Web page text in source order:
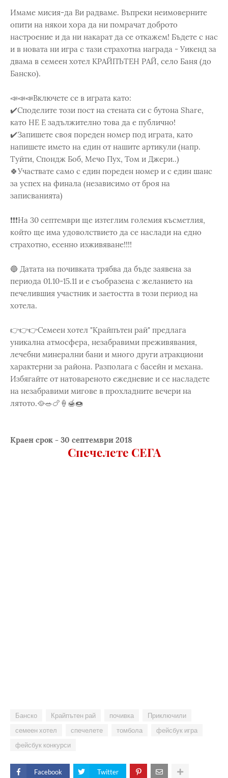
Имаме мисия-да Ви радваме. Въпреки неимоверните
опити на някои хора да ни помрачат доброто
настроение и да ни накарат да се откажем! Бъдете с нас
и в новата ни игра с тази страхотна награда - Уикенд за
двама в семеен хотел КРАЙПЪТЕН РАЙ, село Баня (до
Банско).
📣📣📣Включете се в играта като:
✔️Споделите този пост на стената си с бутона Share,
като НЕ Е задължително това да е публично!
✔️Запишете своя пореден номер под играта, като
напишете името на един от нашите артикули (напр.
Туйти, Спондж Боб, Мечо Пух, Том и Джери..)
🍀Участвате само с един пореден номер и с един шанс
за успех на финала (независимо от броя на
записванията)
❗❗❗На 30 септември ще изтеглим големия късметлия,
който ще има удоволствието да се наслади на едно
страхотно, есенно изживяване!!!!
🔵 Датата на почивката трябва да бъде заявена за
периода 01.10-15.11 и е съобразена с желанието на
печелившия участник и заетостта в този период на
хотела.
👉👉👉Семеен хотел "Крайпътен рай" предлага
уникална атмосфера, незабравими преживявания,
лечебни минерални бани и много други атракциони
характерни за района. Разполага с басейн и механа.
Избягайте от натовареното ежедневие и се насладете
на незабравими мигове в прохладните вечери на
лятото.🥘🥗🍗🍦🍯🍩
Краен срок - 30 септември 2018
Спечелете СЕГА
Банско Крайпътен рай почивка
Приключили
семеен хотел
спечелете томбола
фейсбук игра
фейсбук конкурси
Facebook Twitter